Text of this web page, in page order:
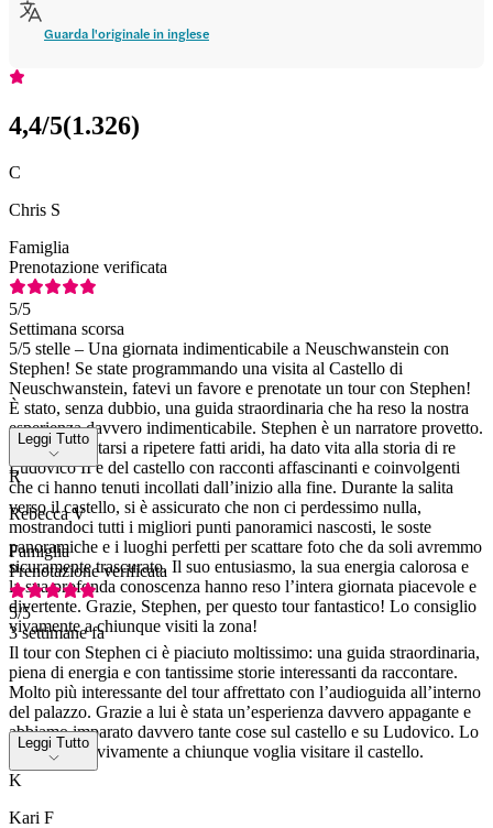
Guarda l'originale in inglese
4,4/5(1.326)
C
Chris S
Famiglia
Prenotazione verificata
5/5
Settimana scorsa
5/5 stelle – Una giornata indimenticabile a Neuschwanstein con
Stephen! Se state programmando una visita al Castello di
Neuschwanstein, fatevi un favore e prenotate un tour con Stephen!
È stato, senza dubbio, una guida straordinaria che ha reso la nostra
esperienza davvero indimenticabile. Stephen è un narratore provetto.
Anziché limitarsi a ripetere fatti aridi, ha dato vita alla storia di re
Ludovico II e del castello con racconti affascinanti e coinvolgenti
che ci hanno tenuti incollati dall’inizio alla fine. Durante la salita
verso il castello, si è assicurato che non ci perdessimo nulla,
mostrandoci tutti i migliori punti panoramici nascosti, le soste
panoramiche e i luoghi perfetti per scattare foto che da soli avremmo
sicuramente trascurato. Il suo entusiasmo, la sua energia calorosa e
la sua profonda conoscenza hanno reso l’intera giornata piacevole e
divertente. Grazie, Stephen, per questo tour fantastico! Lo consiglio
vivamente a chiunque visiti la zona!
Leggi Tutto
R
Rebecca V
Famiglia
Prenotazione verificata
5/5
3 settimane fa
Il tour con Stephen ci è piaciuto moltissimo: una guida straordinaria,
piena di energia e con tantissime storie interessanti da raccontare.
Molto più interessante del tour affrettato con l’audioguida all’interno
del palazzo. Grazie a lui è stata un’esperienza davvero appagante e
abbiamo imparato davvero tante cose sul castello e su Ludovico. Lo
consigliamo vivamente a chiunque voglia visitare il castello.
Leggi Tutto
K
Kari F